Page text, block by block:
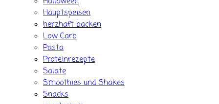
Hauptspeisen
herzhaft backen
Low Carb
Pasta
Proteinrezepte
Salate
Smoothies und Shakes
Snacks